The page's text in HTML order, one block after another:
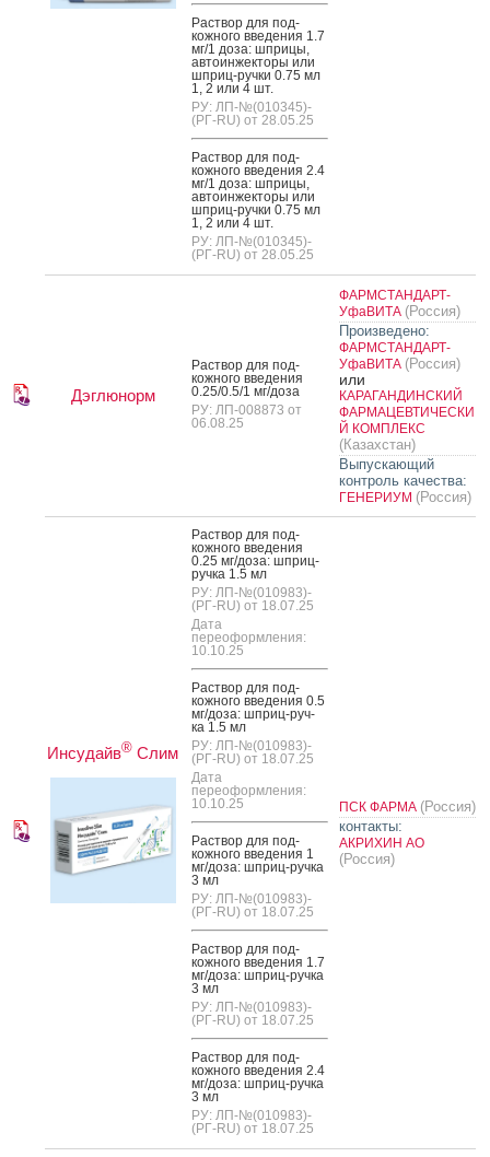
Рас­твор для под­
кожно­го вве­дения 1.7
мг/1 до­за: шпри­цы,
ав­то­ин­жекто­ры или
шприц-руч­ки 0.75 мл
1, 2 или 4 шт.
РУ: ЛП-№(010345)-
(РГ-RU) от 28.05.25
Рас­твор для под­
кожно­го вве­дения 2.4
мг/1 до­за: шпри­цы,
ав­то­ин­жекто­ры или
шприц-руч­ки 0.75 мл
1, 2 или 4 шт.
РУ: ЛП-№(010345)-
(РГ-RU) от 28.05.25
Дэглюнорм
Рас­твор для под­
кожно­го вве­дения
0.25/0.5/1 мг/до­за
РУ: ЛП-008873 от
06.08.25
ФАРМСТАНДАРТ-
УфаВИТА (Россия)
Произведено:
ФАРМСТАНДАРТ-
УфаВИТА (Россия)
или
КАРАГАНДИНСКИЙ
ФАРМАЦЕВТИЧЕСКИ
Й КОМПЛЕКС
(Казахстан)
Выпускающий
контроль качества:
ГЕНЕРИУМ (Россия)
Инсудайв® Слим
Рас­твор для под­
кожно­го вве­дения
0.25 мг/до­за: шприц-
руч­ка 1.5 мл
РУ: ЛП-№(010983)-
(РГ-RU) от 18.07.25
Дата
переоформления:
10.10.25
Рас­твор для под­
кожно­го вве­дения 0.5
мг/до­за: шприц-руч­
ка 1.5 мл
РУ: ЛП-№(010983)-
(РГ-RU) от 18.07.25
Дата
переоформления:
10.10.25
Рас­твор для под­
кожно­го вве­дения 1
мг/до­за: шприц-руч­ка
3 мл
РУ: ЛП-№(010983)-
(РГ-RU) от 18.07.25
Рас­твор для под­
кожно­го вве­дения 1.7
мг/до­за: шприц-руч­ка
3 мл
РУ: ЛП-№(010983)-
(РГ-RU) от 18.07.25
Рас­твор для под­
кожно­го вве­дения 2.4
мг/до­за: шприц-руч­ка
3 мл
РУ: ЛП-№(010983)-
(РГ-RU) от 18.07.25
ПСК ФАРМА (Россия)
контакты:
АКРИХИН АО
(Россия)